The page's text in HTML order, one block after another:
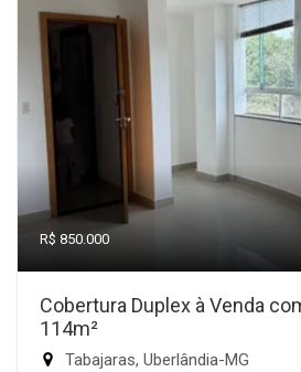
R$ 850.000
Cobertura Duplex à Venda
114m²
Tabajaras, Uberlândia-MG